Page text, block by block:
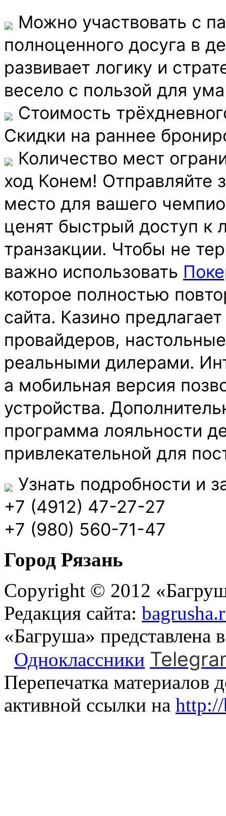
Можно участвовать с
полноценного досуга в
развивает логику и
весело с пользой для
Стоимость
Скидки на раннее
Количество мест
ход Конем! Отправляйте
место для вашего
ценят быстрый доступ
транзакции. Чтобы не
важно использовать
которое полностью
сайта. Казино
провайдеров,
реальными дилерами.
а мобильная версия
устройства.
программа лояльности
привлекательной для
Узнать подробности и
+7 (4912) 47-27-27
+7 (980) 560-71-47
Город Рязань
Copyright © 2012
Редакция сайта:
«Багруша» представлена
Одноклассники
Перепечатка материалов
активной ссылки на http://